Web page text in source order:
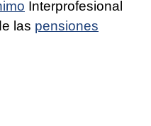
Interprofesional
las pensiones